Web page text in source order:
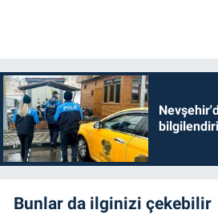
Bunlar da ilginizi çekebilir